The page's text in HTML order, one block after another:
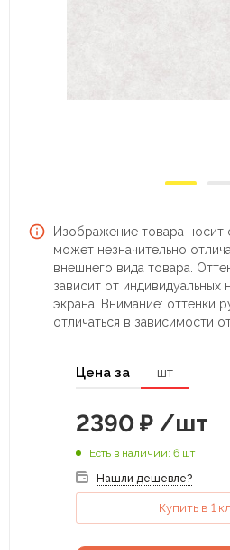
Изображение товара носит
может незначительно
внешнего вида товара.
зависит от индивидуальных
экрана. Внимание: оттенки
отличаться в зависимости
Цена за шт
2390 ₽ /шт
Есть в наличии: 6 шт
Нашли дешевле?
Купить в 1